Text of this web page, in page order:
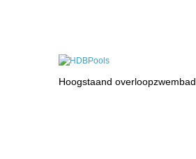
Hoogstaand overloopzwembad